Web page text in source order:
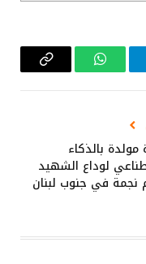
واتساب Copy
بالذكاء
لوداع الشهيد
نجمة في جنوب لبنان